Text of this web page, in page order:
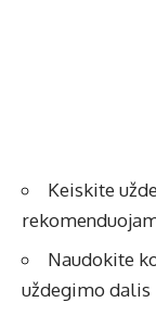
Keiskite
Naudokite
uždegimo dalis